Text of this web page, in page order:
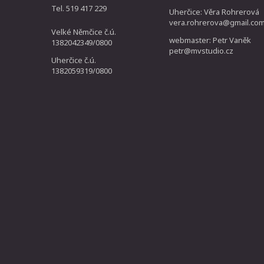
Tel. 519 417 229
Velké Němčice č.ú.
1382042349/0800
Uherčice č.ú.
1382059319/0800
Uherčice: Věra Rohrerová
webmaster: Petr Vaněk
petr@mvstudio.cz